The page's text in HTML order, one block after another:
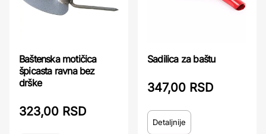
Baštenska motičica
špicasta ravna bez
drške
323,00 RSD
Sadilica za baštu
347,00 RSD
Detaljnije